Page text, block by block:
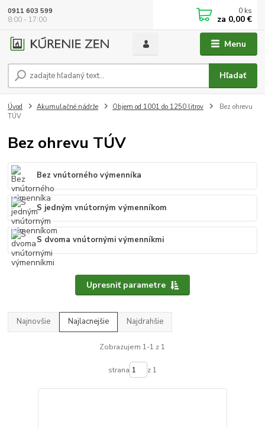
Menu
Hľadať
0911 603 599
8:00 - 17:00
0 ks
za 0,00 €
Úvod Akumulačné nádrže Objem od 1001 do 1250 litrov
Bez ohrevu
TÚV
Bez ohrevu TÚV
Bez vnútorného výmenníka
S jedným vnútorným výmenníkom
S dvoma vnútornými výmenníkmi
Upresniť parametre
Najnovšie Najlacnejšie Najdrahšie
Zobrazujem 1-1 z 1
strana z 1